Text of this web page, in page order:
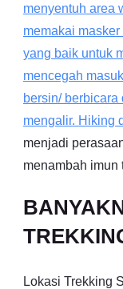
menyentuh area
memakai
yang baik untuk
mencegah
bersin/
mengalir. Hiking
menjadi
menambah imun
Lokasi Trekking